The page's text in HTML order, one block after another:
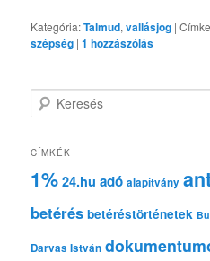
Kategória:Talmud,vallásjog |
szépség |1 hozzászólás
e
e
é
CÍMKÉK
1% 24.hu adó alapítvány
betérés betéréstörténetek
Darvas István